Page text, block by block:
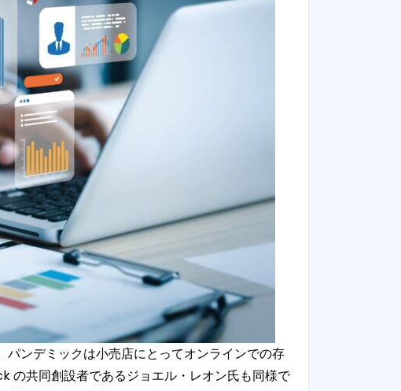
パンデミックは小売店にとってオンラインでの存
の共同創設者であるジョエル・レオン氏も同様で